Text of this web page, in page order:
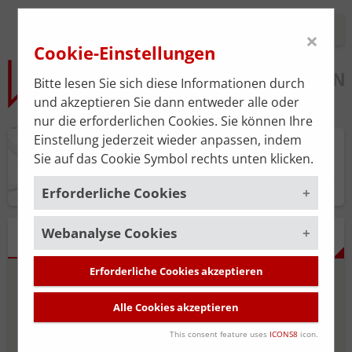
Praxisplan
FRAGEBOGEN
Fragen 1-6 von 18
Ordination und
×
Cookie-Einstellungen
Bitte lesen Sie sich diese Informationen durch
und akzeptieren Sie dann entweder alle oder
nur die erforderlichen Cookies. Sie können Ihre
Einstellung jederzeit wieder anpassen, indem
Sie auf das Cookie Symbol rechts unten klicken.
Erforderliche Cookies
Um die korrekte Funktion der Website zu
gewährleisten, müssen gewisse Cookies
gesetzt werden. Diese erforderlichen
Cookies sind immer aktiviert.
Cookies, die für die allgemeine
Funktionalität der Website erforderlich
Webanalyse Cookies
Um unsere Serviceleistung stätig zu
verbessern, verwenden wir das
Webanalyse-ToolMatomo. Die
Datenerhebung ist standardmäßig
Erforderliche Cookies akzeptieren
Alle Cookies akzeptieren
This consent feature uses ICONS8icon.